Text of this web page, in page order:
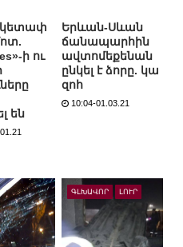
ի ու
են
Երևան-Սևան
ճանապարհին
ավտոմեքենան
ընկել է ձորը. կա
զոհ
10:04-01.03.21
ԳԼԽԱՎՈՐ ԼՈՒՐ